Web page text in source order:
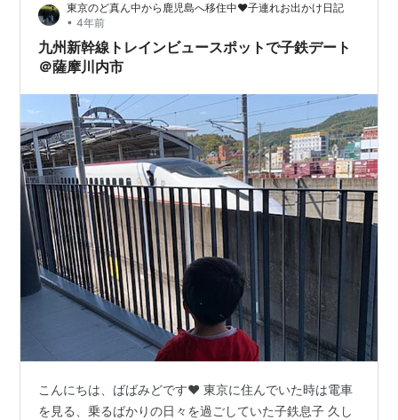
会いたい方 大井川鐡道に行ってみたい方 きかんしゃトー
マス号とは きかんし…
東京のど真ん中から鹿児島へ移住中❤︎子連れお出かけ日記
• 4年前
九州新幹線トレインビュースポットで子鉄デート
＠薩摩川内市
こんにちは、ばばみどです❤︎ 東京に住んでいた時は電車
を見る、乗るばかりの日々を過ごしていた子鉄息子 久し